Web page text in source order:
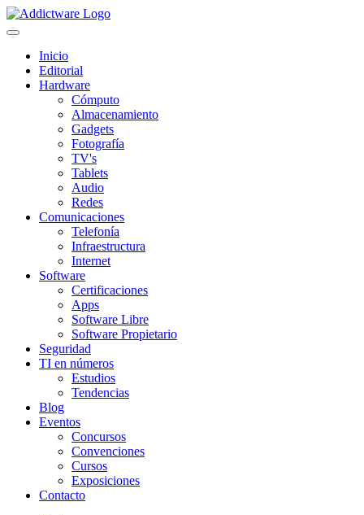
Inicio
Editorial
Hardware
Cómputo
Almacenamiento
Gadgets
Fotografía
TV's
Tablets
Audio
Redes
Comunicaciones
Telefonía
Infraestructura
Internet
Software
Certificaciones
Apps
Software Libre
Software Propietario
Seguridad
TI en números
Estudios
Tendencias
Blog
Eventos
Concursos
Convenciones
Cursos
Exposiciones
Contacto